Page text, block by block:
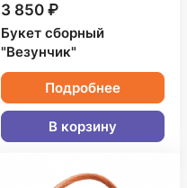
3 850 ₽
Букет сборный
"Везунчик"
Подробнее
В корзину